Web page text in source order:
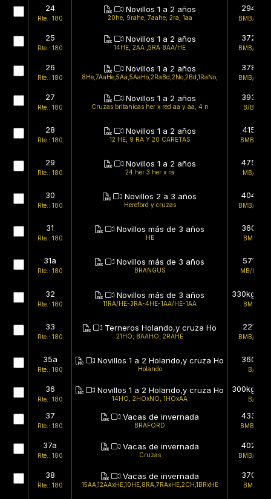
24
Rte.: 180
Novillos 1 a 2 años
20he, 9rahe, 7aahe, 2ra, 1aa
294kg
BMB/BMB
25
Rte.: 180
Novillos 1 a 2 años
14HE, 2AA ,5RA 8AA/HE
372kg
BMB/BMB
26
Rte.: 180
Novillos 1 a 2 años
8He,7AaHe,5Aa,5AaHo,2RaBd,2No,2Bd,1RaNo,
378kg
BMB/BMB
27
Rte.: 180
Novillos 1 a 2 años
Cruzas britanicas her x red aa y aa, 4 n
393kg
B/BMB
28
Rte.: 180
Novillos 1 a 2 años
12 HE, 9 RA Y 20 CARETAS
415kg
BMB/MB
29
Rte.: 180
Novillos 1 a 2 años
24 her 3 her x ra
475kg
MB/MB
30
Rte.: 180
Novillos 2 a 3 años
Hereford y cruzas
404kg
BMB/BMB
31
Rte.: 180
Novillos más de 3 años
HE
360kg
BMB/B
31a
Rte.: 180
Novillos más de 3 años
BRANGUS
571kg
MB/BMB
32
Rte.: 180
Novillos más de 3 años
11RA/HE-3RA-4HE-1AA/HE-1AA
330kg
BMB/B
33
Rte.: 180
Terneros Holando,y cruza Ho
21HO; 8AAHO; 2RAHE
221kg
BMB/BMB
35a
Rte.: 180
Novillos 1 a 2 Holando,y cruza Ho
Holando
360kg
B/B
36
Rte.: 180
Novillos 1 a 2 Holando,y cruza Ho
14HO, 2HOxNO, 1HOxAA
300kg
B/B
37
Rte.: 180
Vacas de invernada
BRAFORD
433kg
BMB/MB
37a
Rte.: 180
Vacas de invernada
Cruzas
402kg
BMB/BMB
38
Rte.: 180
Vacas de invernada
15AA,12AAxHE,10HE,8RA,7RAxHE,2CH,1BRxHE
370kg
BMB/B